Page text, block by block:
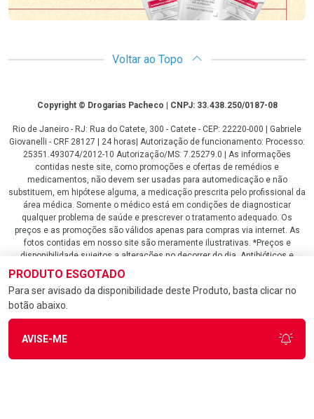
PRODUTO ESGOTADO
Para ser avisado da disponibilidade deste Produto, basta clicar no
botão abaixo.
AVISE-ME
Voltar ao Topo
CopyrightCopyright © Drogarias Pacheco | CNPJ: 33.438.250/0187-08
Rio de Janeiro - RJ: Rua do Catete, 300 - Catete - CEP: 22220-000 | Gabriele
Giovanelli - CRF 28127 | 24 horas| Autorização de funcionamento: Processo:
25351.493074/2012-10 Autorização/MS: 7.25279.0 | As informações
contidas neste site, como promoções e ofertas de remédios e
medicamentos, não devem ser usadas para automedicação e não
substituem, em hipótese alguma, a medicação prescrita pelo profissional da
área médica. Somente o médico está em condições de diagnosticar
qualquer problema de saúde e prescrever o tratamento adequado. Os
preços e as promoções são válidos apenas para compras via internet. As
fotos contidas em nosso site são meramente ilustrativas. *Preços e
disponibilidade sujeitos a alterações no decorrer do dia. Antibióticos e
antimicrobianos vendas apenas em lojas físicas ou televendas. Portaria nº
344 - 01/02/1999 - Ministério da Saúde. Horário de funcionamento Central
de Vendas e Atendimento ao Cliente 4020 4404 ou 0800 282 10 10 de
LGPD Aceite os Cookies